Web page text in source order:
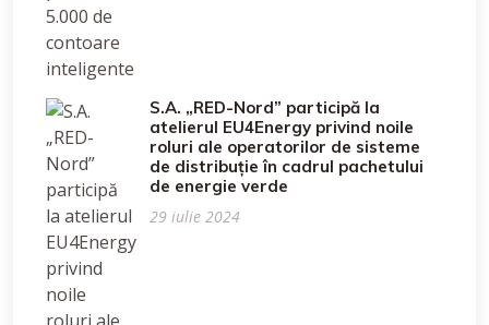
S.A. „RED-Nord” participă la
atelierul EU4Energy privind noile
roluri ale operatorilor de sisteme
de distribuție în cadrul pachetului
de energie verde
29 iulie 2024